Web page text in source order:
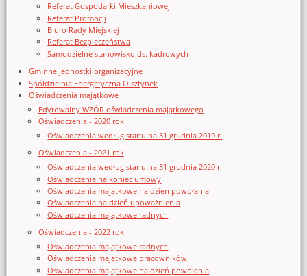
Referat Gospodarki Mieszkaniowej
Referat Promocji
Biuro Rady Miejskiej
Referat Bezpieczeństwa
Samodzielne stanowisko ds. kadrowych
Gminne jednostki organizacyjne
Spółdzielnia Energetyczna Olsztynek
Oświadczenia majątkowe
Edytowalny WZÓR oświadczenia majątkowego
Oświadczenia - 2020 rok
Oświadczenia według stanu na 31 grudnia 2019 r.
Oświadczenia - 2021 rok
Oświadczenia według stanu na 31 grudnia 2020 r.
Oświadczenia na koniec umowy
Oświadczenia majątkowe na dzień powołania
Oświadczenia na dzień upoważnienia
Oświadczenia majątkowe radnych
Oświadczenia - 2022 rok
Oświadczenia majątkowe radnych
Oświadczenia majątkowe pracowników
Oświadczenia majątkowe na dzień powołania